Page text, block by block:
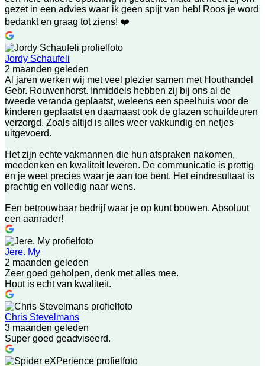
gezet in een advies waar ik geen spijt van heb! Roos je word
bedankt en graag tot ziens! ❤️
Jordy Schaufeli
2 maanden geleden
Al jaren werken wij met veel plezier samen met Houthandel
Gebr. Rouwenhorst. Inmiddels hebben zij bij ons al de
tweede veranda geplaatst, weleens een speelhuis voor de
kinderen geplaatst en daarnaast ook de glazen schuifdeuren
verzorgd. Zoals altijd is alles weer vakkundig en netjes
uitgevoerd.
Het zijn echte vakmannen die hun afspraken nakomen,
meedenken en kwaliteit leveren. De communicatie is prettig
en je weet precies waar je aan toe bent. Het eindresultaat is
prachtig en volledig naar wens.
Een betrouwbaar bedrijf waar je op kunt bouwen. Absoluut
een aanrader!
Jere. My
2 maanden geleden
Zeer goed geholpen, denk met alles mee.
Hout is echt van kwaliteit.
Chris Stevelmans
3 maanden geleden
Super goed geadviseerd.